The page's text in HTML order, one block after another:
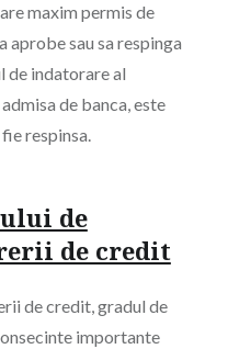
maxim permis de
aprobe sau sa respinga
de indatorare al
de banca, este
respinsa.
de
de credit
de credit, gradul de
importante